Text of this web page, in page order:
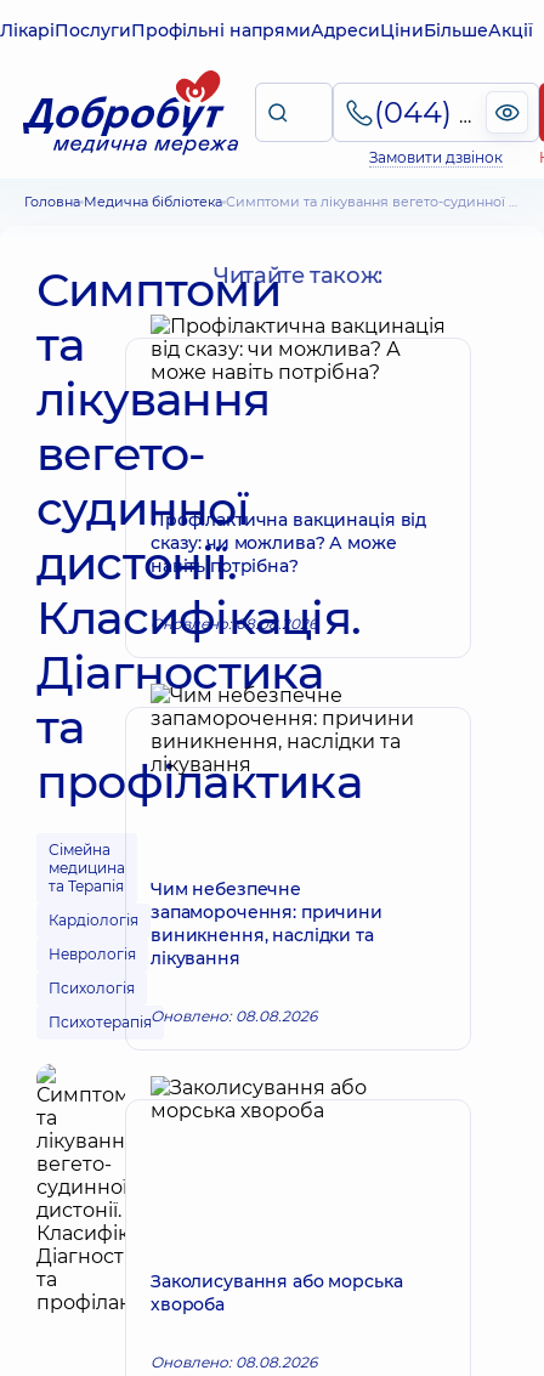
ЛікаріПослугиПрофільні напрямиАдресиЦіниБільшеАкції
(044) 495-2-888
Замовити дзвінок
Головна Медична бібліотека Симптоми та лікування вегето-судинної дистонії. Класифікація. Діагностика та профілактика
Симптоми
та
лікування
вегето-
судинної
дистонії.
Класифікація.
Діагностика
та
профілактика
Сімейна
медицина
та Терапія
Кардіологія
Неврологія
Психологія
Психотерапія
Читайте також:
Профілактична вакцинація від
сказу: чи можлива? А може
навіть потрібна?
Оновлено: 08.08.2026
Чим небезпечне
запаморочення: причини
виникнення, наслідки та
лікування
Оновлено: 08.08.2026
Заколисування або морська
хвороба
Оновлено: 08.08.2026